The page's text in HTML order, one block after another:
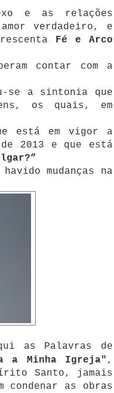
e as relações
verdadeiro, e
Fé e Arco
contar com a
se a sintonia que
os quais, em
está em vigor a
de 2013 e que está
mudanças na
as Palavras de
a Minha Igreja" ,
Santo, jamais
condenar as obras